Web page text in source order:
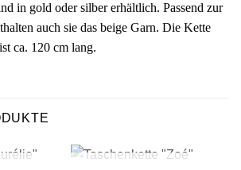
in gold oder silber erhältlich. Passend zur
auch sie das beige Garn. Die Kette
ca. 120 cm lang.